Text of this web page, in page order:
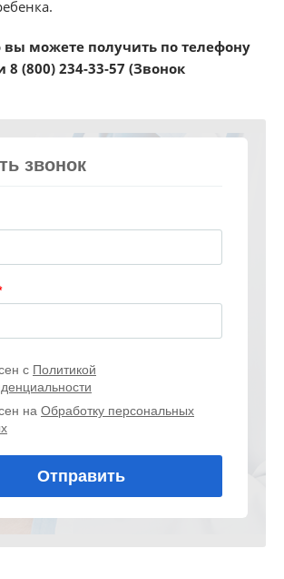
вы можете получить по телефону
8 (800) 234-33-57 (Звонок